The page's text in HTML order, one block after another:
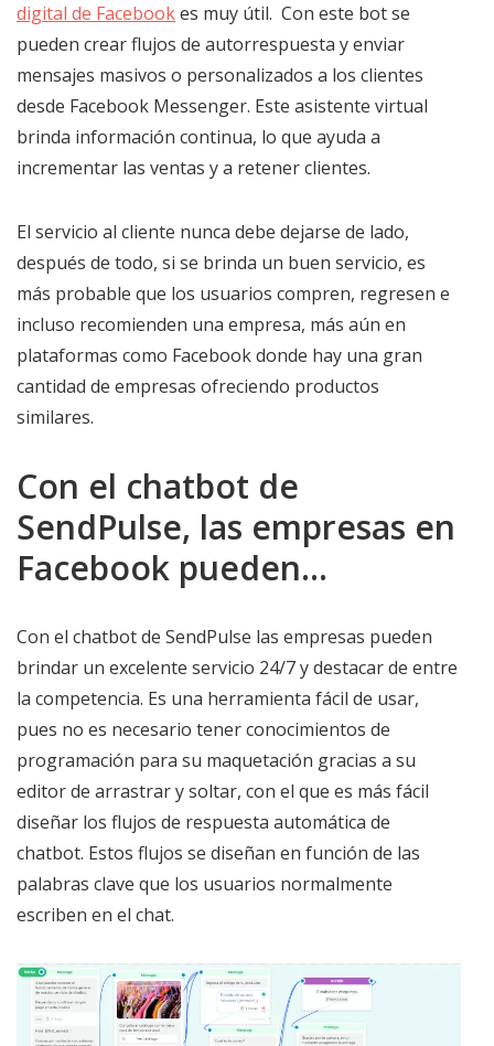
digital de Facebookes muy útil. Con este bot se
pueden crear flujos de autorrespuesta y enviar
mensajes masivos o personalizados a los clientes
desde Facebook Messenger. Este asistente virtual
brinda información continua, lo que ayuda a
incrementar las ventas y a retener clientes.
El servicio al cliente nunca debe dejarse de lado,
después de todo, si se brinda un buen servicio, es
más probable que los usuarios compren, regresen e
incluso recomienden una empresa, más aún en
plataformas como Facebook donde hay una gran
cantidad de empresas ofreciendo productos
similares.
Con el chatbot de
SendPulse, las empresas en
Facebook pueden…
Con el chatbot de SendPulse las empresas pueden
brindar un excelente servicio 24/7 y destacar de entre
la competencia. Es una herramienta fácil de usar,
pues no es necesario tener conocimientos de
programación para su maquetación gracias a su
editor de arrastrar y soltar, con el que es más fácil
diseñar los flujos de respuesta automática de
chatbot. Estos flujos se diseñan en función de las
palabras clave que los usuarios normalmente
escriben en el chat.